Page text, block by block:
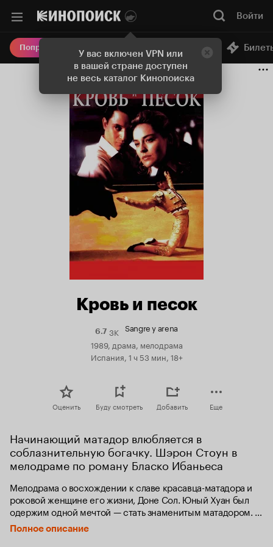
У вас включен VPN или
в вашей стране доступен
не весь каталог Кинопоиска
Войти
Попробовать Плюс Онлайн-кинотеатр
Кровь и песок
6.7Рейтинг
Кинопоиска
6.7
3K Sangre y arena
1989, драма, мелодрама
Испания, 1 ч 53 мин, 18+
Оценить Буду смотреть Добавить Еще
Начинающий матадор влюбляется в
соблазнительную богачку. Шэрон Стоун в
мелодраме по роману Бласко Ибаньеса
Мелодрама о восхождении к славе красавца-матадора и
роковой женщине его жизни, Доне Сол. Юный Хуан был
одержим одной мечтой — стать знаменитым матадором.
Следуя ритуалу, он сбросил одежду и сразился с лучшим
быком из стада местной аристократки, сексуальной Доны
Полное описание